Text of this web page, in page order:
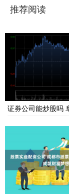
推荐阅读
证券公司能炒股吗